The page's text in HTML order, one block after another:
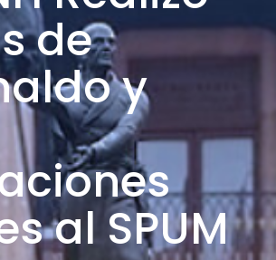
de
y
al SPUM